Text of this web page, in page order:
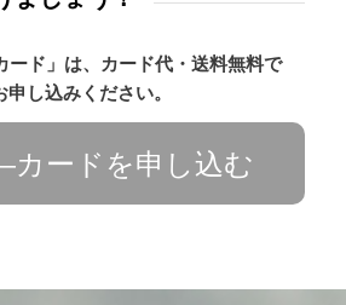
ド」は、カード代・送料無料で
し込みください。
カードを申し込む